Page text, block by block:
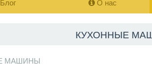
КУХОННЫЕ
МАШИНЫ